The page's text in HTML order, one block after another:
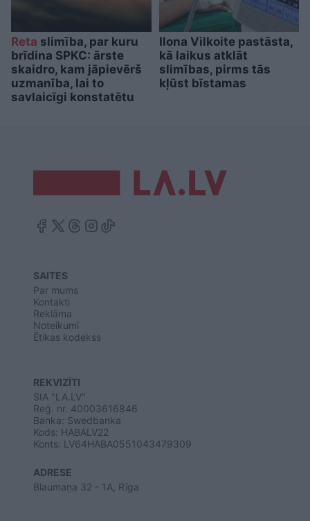
Reta slimība, par kuru
brīdina SPKC: ārste
skaidro, kam jāpievērš
uzmanība, lai to
savlaicīgi konstatētu
Ilona Vilkoite pastāsta,
kā laikus atklāt
slimības, pirms tās
kļūst bīstamas
SAITES
Par mums
Kontakti
Reklāma
Noteikumi
Ētikas kodekss
REKVIZĪTI
SIA "LA.LV"
Reģ. nr. 40003616846
Banka: Swedbanka
Kods: HABALV22
Konts: LV64HABA0551043479309
ADRESE
Blaumaņa 32 - 1A, Rīga